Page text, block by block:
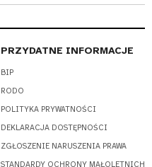
PRZYDATNE INFORMACJE
BIP
RODO
POLITYKA PRYWATNOŚCI
DEKLARACJA DOSTĘPNOŚCI
ZGŁOSZENIE NARUSZENIA PRAWA
STANDARDY OCHRONY MAŁOLETNICH